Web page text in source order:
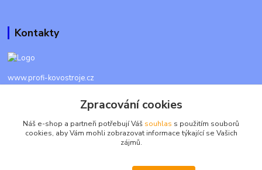
Kontakty
www.profi-kovostroje.cz
+420 605 017 866
Každý den 8 - 20 hod - SMS kdykoliv
Zpracování cookies
Náš e-shop a partneři potřebují Váš souhlas s použitím souborů
cookies, aby Vám mohli zobrazovat informace týkající se Vašich
zájmů.